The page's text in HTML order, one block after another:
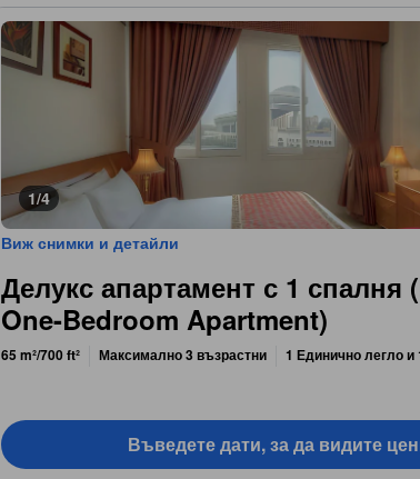
1/4
Виж снимки и детайли
Делукс апартамент с 1 спалня
One-Bedroom Apartment)
65 m²/700 ft² Максимално 3 възрастни 1 Единично легло и
Въведете дати, за да видите